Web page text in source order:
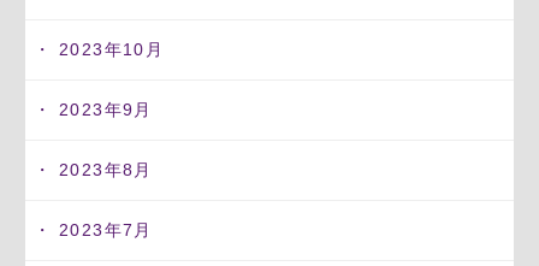
2023年10月
2023年9月
2023年8月
2023年7月